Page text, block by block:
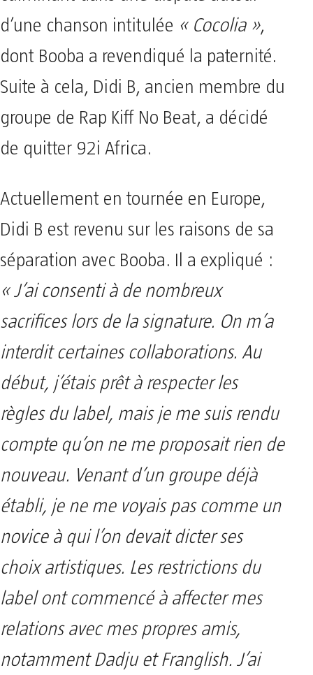
d’une chanson intitulée « Cocolia »,
dont Booba a revendiqué la paternité.
Suite à cela, Didi B, ancien membre du
groupe de Rap Kiff No Beat, a décidé
de quitter 92i Africa.
Actuellement en tournée en Europe,
Didi B est revenu sur les raisons de sa
séparation avec Booba. Il a expliqué :
« J’ai consenti à de nombreux
sacrifices lors de la signature. On m’a
interdit certaines collaborations. Au
début, j’étais prêt à respecter les
règles du label, mais je me suis rendu
compte qu’on ne me proposait rien de
nouveau. Venant d’un groupe déjà
établi, je ne me voyais pas comme un
novice à qui l’on devait dicter ses
choix artistiques. Les restrictions du
label ont commencé à affecter mes
relations avec mes propres amis,
notamment Dadju et Franglish. J’ai